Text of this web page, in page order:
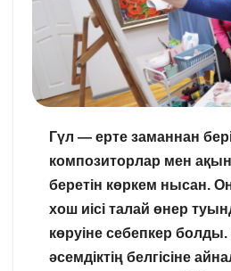
Гүл — ерте заманнан
композиторлар мен
беретін көркем нысан.
хош иісі талай өнер
көруіне себепкер
әсемдіктің белгісіне